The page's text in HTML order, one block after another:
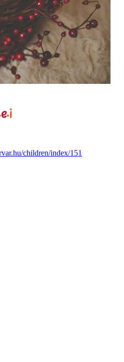
children/index/151